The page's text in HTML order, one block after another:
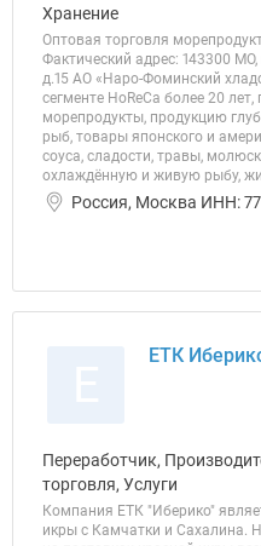
Хранение
Оптовая торговля
Фактический адрес: 143300
д.15 АО «Наро-Фоминский
сегменте HoReCa более 20
морепродукты, продукцию
рыб, товары японского и
соуса, сладости, травы,
охлаждённую и живую рыбу,
Россия, Москва ИНН:
ЕТК
Переработчик,
торговля, Услуги
Компания ЕТК "Иберико"
икры с Камчатки и Сахалина.